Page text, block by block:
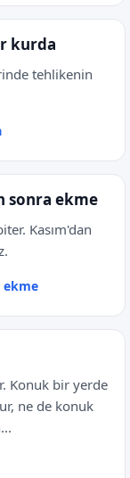
kurda
tehlikenin
sonra ekme
Kasım'dan
ekme
Konuk bir yerde
ne de konuk